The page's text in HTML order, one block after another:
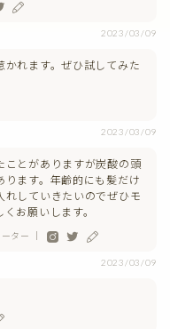
2023/03/09
かれます。ぜひ試してみた
2023/03/09
ことがありますが炭酸の頭
ます。年齢的にも髪だけ
れしていきたいのでぜひモ
お願いします。
ター ｜
2023/03/09